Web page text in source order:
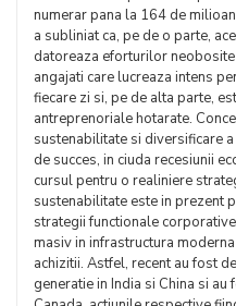
numerar pana la 164 de
a subliniat ca, pe de o parte,
datoreaza eforturilor
angajati care lucreaza intens
fiecare zi si, pe de alta parte,
antreprenoriale hotarate.
sustenabilitate si diversificare
de succes, in ciuda recesiunii
cursul pentru o realiniere
sustenabilitate este in prezent
strategii functionale
masiv in infrastructura
achizitii. Astfel, recent au fost
generatie in India si China si